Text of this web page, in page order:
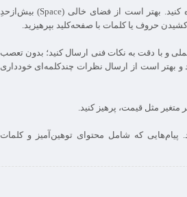
فارسی بنویسید و از کیبورد فارسی استفاده کنید. بهتر است از فضای خالی (Space) بیش‌از‌حدِ
و با دقت به نکات فنی ارسال کنید؛ بدون تعصب
و بهتر است از ارسال نظرات چندکلمه‌‌ای خودداری
پیام‌هایی که شامل محتوای توهین‌آمیز و کلمات